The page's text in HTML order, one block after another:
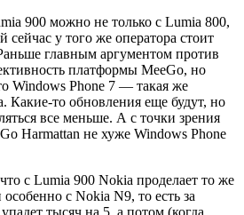
900 можно не только с Lumia 800,
у того же оператора стоит
главным аргументом против
платформы MeeGo, но
Windows Phone 7 — такая же
Какие-то обновления еще будут, но
все меньше. А с точки зрения
Harmattan не хуже Windows Phone
с Lumia 900 Nokia проделает то же
с Nokia N9, то есть за
тысяч на 5, а потом (когда